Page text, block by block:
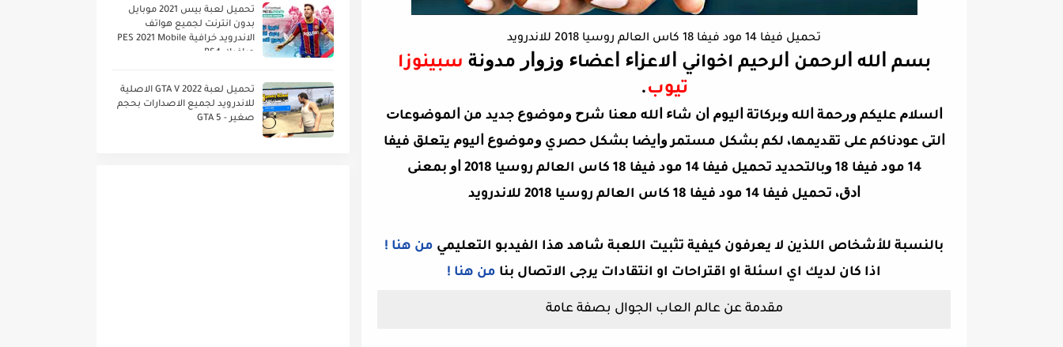
تحميل فيفا 14 مود فيفا 18 كاس العالم روسيا 2018 للاندرويد
ﺑﺴﻢ ﺍﻟﻠﻪ ﺍﻟﺮﺣﻤﻦ ﺍﻟﺮﺣﻴﻢ اخواني ﺍﻻﻋﺰﺍﺀ ﺍﻋﻀﺎﺀ ﻭﺯﻭﺍﺭ ﻣﺪﻭﻧﺔ سبينوزا
تيوب.
ﺍﻟﺴﻼﻡ ﻋﻠﻴﻜﻢ ﻭﺭﺣﻤﺔ ﺍﻟﻠﻪ ﻭﺑﺮﻛﺎﺗﺔ ﺍﻟﻴﻮﻡ ﺍﻥ ﺷﺎﺀ ﺍﻟﻠﻪ ﻣﻌﻨﺎ ﺷﺮﺡ ﻭﻣﻮﺿﻮﻉ ﺟﺪﻳﺪ ﻣﻦ ﺍﻟﻤﻮﺿﻮﻋﺎﺕ
ﺍﻟﺘﻰ ﻋﻮﺩﻧﺎﻛﻢ ﻋﻠﻰ ﺗﻘﺪﻳﻤﻬﺎ، ﻟﻜﻢ ﺑﺸﻜﻞ ﻣﺴﺘﻤﺮ ﻭﺍﻳﻀﺎ ﺑﺸﻜﻞ ﺣﺼﺮي ﻭﻣﻮﺿﻮﻉ ﺍﻟﻴﻮﻡ ﻳﺘﻌﻠﻖ فيفا
14 مود فيفا 18 ﻭﺑﺎﻟﺘﺤﺪﻳﺪ تحميل فيفا 14 مود فيفا 18 كاس العالم روسيا 2018 ﺍﻭ ﺑﻤﻌﻨﻰ
ﺍﺩﻕ، تحميل فيفا 14 مود فيفا 18 كاس العالم روسيا 2018 للاندرويد
بالنسبة للأشخاص اللذين لا يعرفون كيفية تثبيت اللعبة شاهد هذا الفيدبو التعليمي من هنا !
اذا كان لديك اي اسئلة او اقتراحات او انتقادات يرجى الاتصال بنا من هنا !
مقدمة عن عالم العاب الجوال بصفة عامة
تحميل لعبة بيس 2021 موبايل
بدون انترنت لجميع هواتف
الاندرويد خرافية PES 2021 Mobile
جرافيك PS4
تحميل لعبة GTA V 2022 الاصلية
للاندرويد لجميع الاصدارات بحجم
صغير - GTA 5